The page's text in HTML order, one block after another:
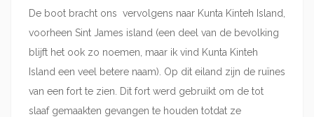
De boot bracht ons vervolgens naar Kunta Kinteh Island,
voorheen Sint James island (een deel van de bevolking
blijft het ook zo noemen, maar ik vind Kunta Kinteh
Island een veel betere naam). Op dit eiland zijn de ruïnes
van een fort te zien. Dit fort werd gebruikt om de tot
slaaf gemaakten gevangen te houden totdat ze